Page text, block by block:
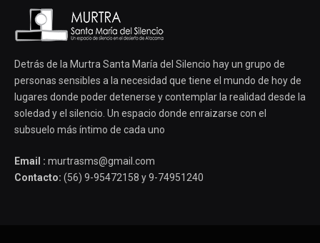
Detrás de la Murtra Santa María del Silencio hay un grupo de
personas sensibles a la necesidad que tiene el mundo de hoy de
lugares donde poder detenerse y contemplar la realidad desde la
soledad y el silencio. Un espacio donde enraizarse con el
subsuelo más íntimo de cada uno
Email : murtrasms@gmail.com
Contacto: (56) 9-95472158 y 9-74951240